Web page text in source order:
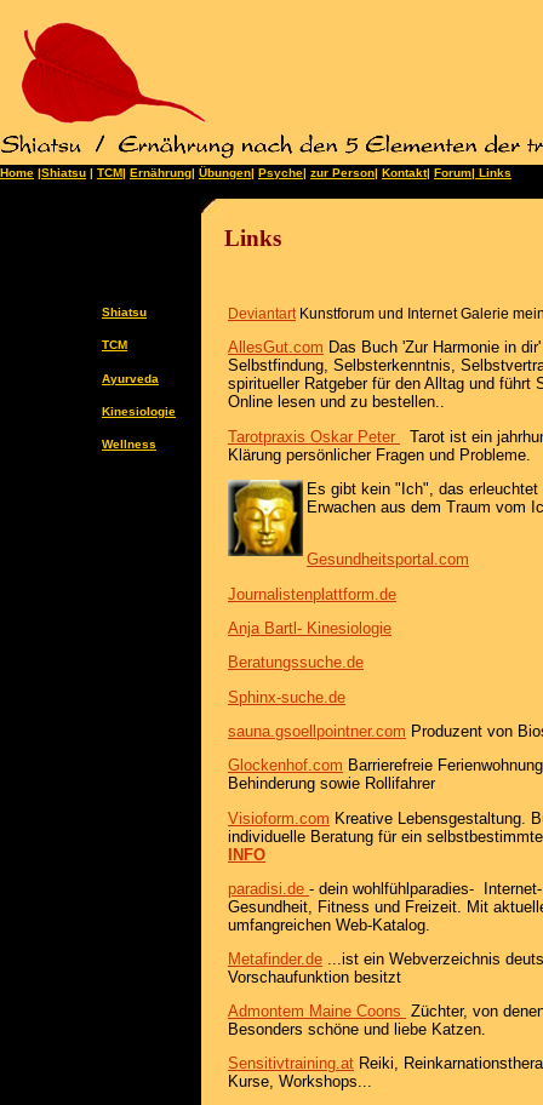
Home |Shiatsu | TCM| Ernährung| Übungen| Psyche| zur Person| Kontakt| Forum| Links
Links
Shiatsu
TCM
Ayurveda
Kinesiologie
Wellness
DeviantartKunstforum und Internet Galerie
AllesGut.com Das Buch 'Zur Harmonie in
Selbstfindung, Selbsterkenntnis,
spiritueller Ratgeber für den Alltag und
Online lesen und zu bestellen..
Tarotpraxis Oskar Peter
Tarot ist ein
Klärung persönlicher Fragen und Probleme.
Es gibt kein "Ich", das
Erwachen aus dem Traum vom
Gesundheitsportal.com
Journalistenplattform.de
Anja Bartl- Kinesiologie
Beratungssuche.de
Sphinx-suche.de
sauna.gsoellpointner.com Produzent von
Glockenhof.com Barrierefreie
Behinderung sowie Rollifahrer
Visioform.com Kreative Lebensgestaltung.
individuelle Beratung für ein
INFO
paradisi.de - dein wohlfühlparadies-
Gesundheit, Fitness und Freizeit. Mit
umfangreichen Web-Katalog.
Metafinder.de ...ist ein Webverzeichnis
Vorschaufunktion besitzt
Admontem Maine Coons Züchter, von
Besonders schöne und liebe Katzen.
Sensitivtraining.at Reiki,
Kurse, Workshops...